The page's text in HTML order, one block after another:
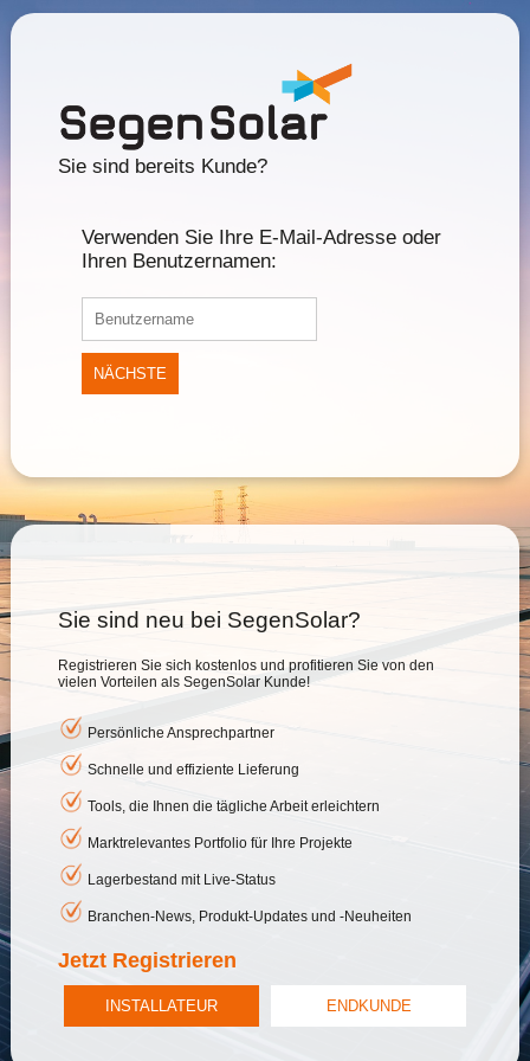
Sie sind bereits Kunde?
Verwenden Sie Ihre E-Mail-Adresse oder
Ihren Benutzernamen:
NÄCHSTE
Sie sind neu bei SegenSolar?
Registrieren Sie sich kostenlos und profitieren Sie von den
vielen Vorteilen als SegenSolar Kunde!
Persönliche Ansprechpartner
Schnelle und effiziente Lieferung
Tools, die Ihnen die tägliche Arbeit erleichtern
Marktrelevantes Portfolio für Ihre Projekte
Lagerbestand mit Live-Status
Branchen-News, Produkt-Updates und -Neuheiten
Jetzt Registrieren
INSTALLATEUR ENDKUNDE